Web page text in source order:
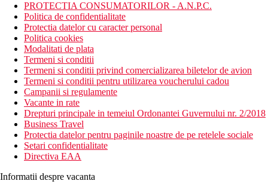
PROTECTIA CONSUMATORILOR - A.N.P.C.
Politica de confidentialitate
Protectia datelor cu caracter personal
Politica cookies
Modalitati de plata
Termeni si conditii
Termeni si conditii privind comercializarea biletelor de avion
Termeni si conditii pentru utilizarea voucherului cadou
Campanii si regulamente
Vacante in rate
Drepturi principale in temeiul Ordonantei Guvernului nr. 2/2018
Business Travel
Protectia datelor pentru paginile noastre de pe retelele sociale
Setari confidentialitate
Directiva EAA
Informatii despre vacanta